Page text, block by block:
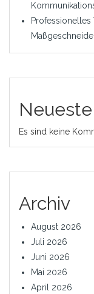
Es sind keine
Archiv
August 2026
Juli 2026
Juni 2026
Mai 2026
April 2026